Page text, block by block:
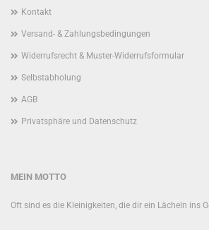
Kontakt
Versand- & Zahlungsbedingungen
Widerrufsrecht & Muster-Widerrufsformular
Selbstabholung
AGB
Privatsphäre und Datenschutz
MEIN MOTTO
Oft sind es die Kleinigkeiten, die dir ein Lächeln ins